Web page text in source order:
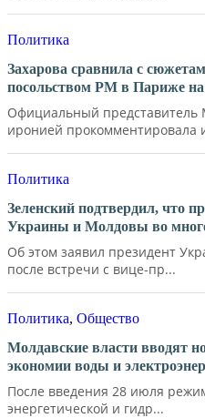
Политика
Захарова сравнила с
посольством РМ в Париже
Официальный
иронией прокомментировала
Политика
Зеленский подтвердил, что
Украины и Молдовы во
Об этом заявил президент
после встречи с вице-пр...
Политика, Общество
Молдавские власти вводят
экономии воды и
После введения 28 июля
энергетической и гидр...